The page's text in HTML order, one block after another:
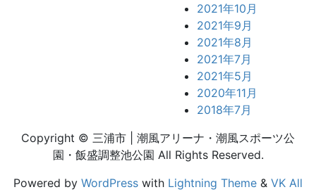
2021年10月
2021年9月
2021年8月
2021年7月
2021年5月
2020年11月
2018年7月
Copyright © 三浦市 | 潮風アリーナ・潮風スポーツ公
園・飯盛調整池公園 All Rights Reserved.
Powered by WordPress with Lightning Theme & VK All